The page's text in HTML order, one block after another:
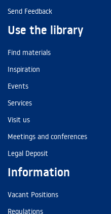
Send Feedback
Use the library
Find materials
Inspiration
Events
Services
Visit us
Meetings and conferences
Legal Deposit
Information
Vacant Positions
Regulations